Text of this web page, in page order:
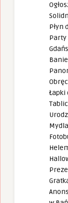
Płyn
Party
Łapki